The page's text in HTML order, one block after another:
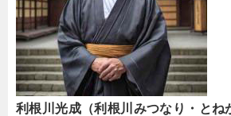
利根川光成（利根川みつなり・とね